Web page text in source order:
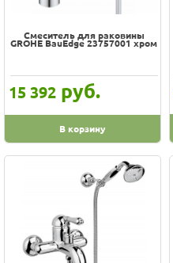
Производитель
Frap
GROHE
Смеситель для раковины
GROHE BauEdge 23757001 хром
15 392 руб.
В корзину